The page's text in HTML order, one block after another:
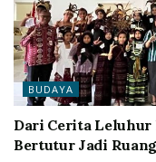
BUDAYA
Dari Cerita Leluhur
Bertutur Jadi